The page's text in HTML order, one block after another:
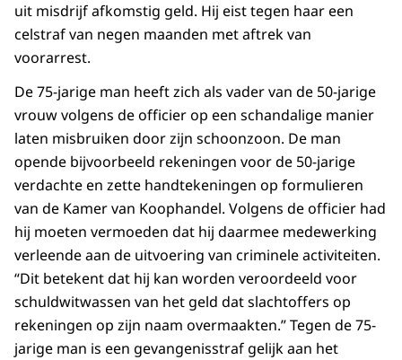
uit misdrijf afkomstig geld. Hij eist tegen haar een
celstraf van negen maanden met aftrek van
voorarrest.
De 75-jarige man heeft zich als vader van de 50-jarige
vrouw volgens de officier op een schandalige manier
laten misbruiken door zijn schoonzoon. De man
opende bijvoorbeeld rekeningen voor de 50-jarige
verdachte en zette handtekeningen op formulieren
van de Kamer van Koophandel. Volgens de officier had
hij moeten vermoeden dat hij daarmee medewerking
verleende aan de uitvoering van criminele activiteiten.
“Dit betekent dat hij kan worden veroordeeld voor
schuldwitwassen van het geld dat slachtoffers op
rekeningen op zijn naam overmaakten.” Tegen de 75-
jarige man is een gevangenisstraf gelijk aan het